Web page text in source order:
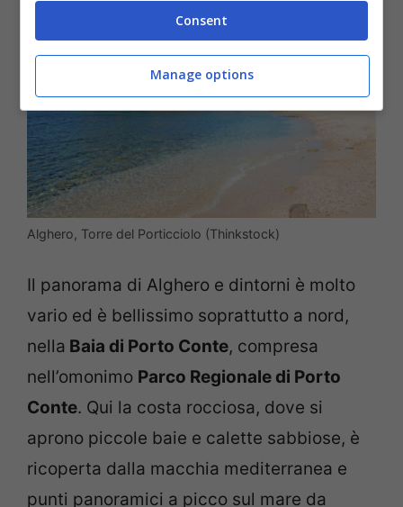
Alghero, Torre del Porticciolo (Thinkstock)
Il panorama di Alghero e dintorni è molto
vario ed è bellissimo soprattutto a nord,
nella Baia di Porto Conte, compresa
nell’omonimo Parco Regionale di Porto
Conte. Qui la costa rocciosa, dove si
aprono piccole baie e calette sabbiose, è
ricoperta dalla macchia mediterranea e
punti panoramici a picco sul mare da
Consent
Manage options